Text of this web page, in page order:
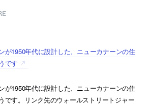
が1950年代に設計した、ニューカナーンの住
です
が1950年代に設計した、ニューカナーンの住
です。リンク先のウォールストリートジャー